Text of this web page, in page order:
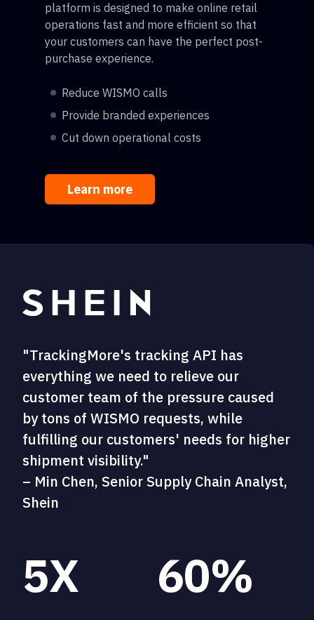
platform is designed to make online retail
operations fast and more efficient so that
your customers can have the perfect post-
purchase experience.
Reduce WISMO calls
Provide branded experiences
Cut down operational costs
Learn more
"TrackingMore's tracking API has
everything we need to relieve our
customer team of the pressure caused
by tons of WISMO requests, while
fulfilling our customers' needs for higher
shipment visibility."
– Min Chen, Senior Supply Chain Analyst,
Shein
5X 60%